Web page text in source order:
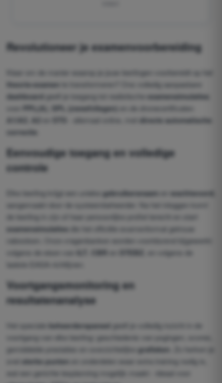
Revolutioneer jeexamenvoorbereiding
Klaar om de manier waarop je jouw leerlingen voorbereidt op het
theorie-examen te transformeren? Ons volledig aanpasbare
dashboard geeft je toegang tot realistische examensimulaties
PPL(A) SPL (zweefvliegen) en de dronecertificaten
A1/A3 A2 - allemaal online, met
directe automatische
correctie
Eenvoudige toegang en volledige
controle
Elke leerling krijgt een unieke gebruikersnaam wachtwoord
aangemaakt door de systeembeheerder. Na het inloggen komt
de leerling in zijn of haar persoonlijke profiel terecht en start
examensimulaties die het officiële examenformat getrouw
nabootsen. Onze vragenbanken worden voortdurend bijgewerkt
volgens de eisen van
CBR STEBZ
, en volgens de
laatste EASA-richtlijnen.
Voortgangsmonitoringen
resultatenanalyse
Het speciale beheerderspaneel geeft je volledig inzicht in de
voortgang van elke leerling: geschiedenis van pogingen, scores,
gemiddelde prestaties en overzichtelijke grafieken
sterke punten
en onderdelen waar extra training nodig is,
wat een gerichte lesplanning mogelijk maakt - ideaal voor